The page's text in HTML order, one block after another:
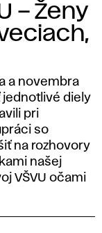
– Ženy
a novembra
jednotlivé diely
pri
so
na rozhovory
našej
VŠVU očami